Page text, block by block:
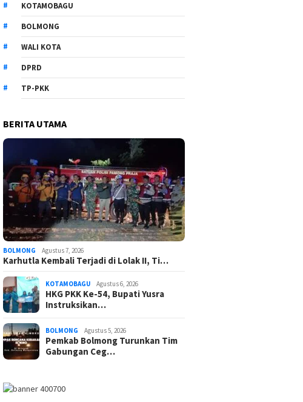
KOTAMOBAGU
BOLMONG
WALI KOTA
DPRD
TP-PKK
BERITA UTAMA
BOLMONG Agustus 7, 2026
Karhutla Kembali Terjadi di Lolak II, Ti…
KOTAMOBAGU Agustus 6, 2026
HKG PKK Ke-54, Bupati Yusra
Instruksikan…
BOLMONG Agustus 5, 2026
Pemkab Bolmong Turunkan Tim
Gabungan Ceg…